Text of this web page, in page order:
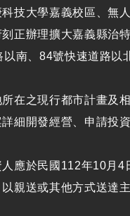
技大學嘉義校區、無
正辦理擴大嘉義縣治
南、84號快速道路以
在之現行都市計畫及
細開發經營、申請投
應於民國112年10月
親送或其他方式送達